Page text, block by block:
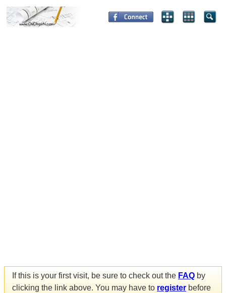
If this is your first visit, be sure to check out the FAQ by
clicking the link above. You may have to register before